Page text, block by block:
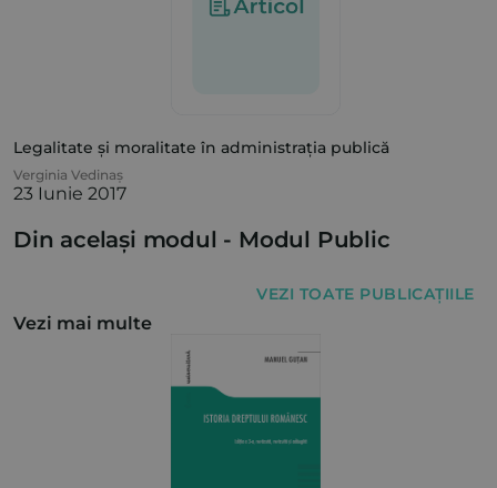
Legalitate și moralitate în administrația publică
Verginia Vedinaș
23 Iunie 2017
Din același modul - Modul Public
VEZI TOATE PUBLICAȚIILE
Vezi mai multe